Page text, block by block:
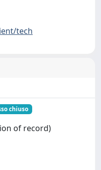
tech
chiuso
of record)